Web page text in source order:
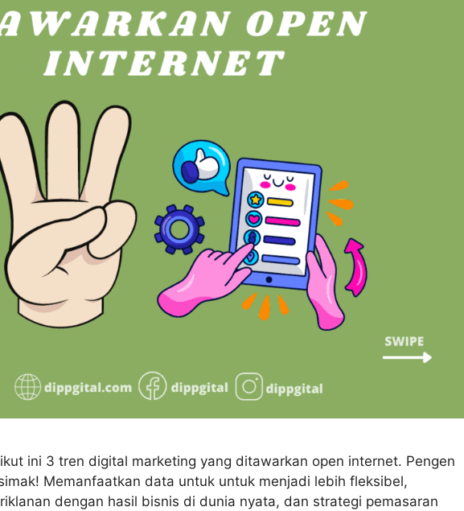
ini 3 tren digital marketing yang ditawarkan open internet. Pengen
Memanfaatkan data untuk untuk menjadi lebih fleksibel,
dengan hasil bisnis di dunia nyata, dan strategi pemasaran